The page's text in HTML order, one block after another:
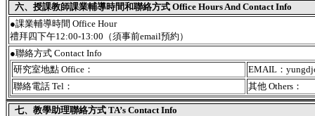
六、授課教師課業輔導時間和聯絡方式 Office Hours And Contact Info
●課業輔導時間 Office Hour
禮拜四下午12:00-13:00（須事前email預約）
●聯絡方式 Contact Info
研究室地點 Office：
EMAIL：
聯絡電話 Tel：
其他 Others：
七、教學助理聯絡方式 TA’s Contact Info